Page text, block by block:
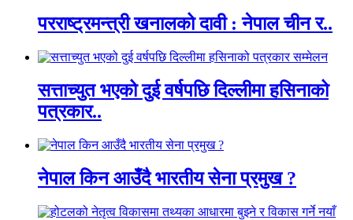
परराष्ट्रमन्त्री खनालको दावी : नेपाल चीन र..
सत्ताच्युत भएको दुई वर्षपछि दिल्लीमा हसिनाको
पत्रकार..
नेपाल किन आउँदै भारतीय सेना प्रमुख ?